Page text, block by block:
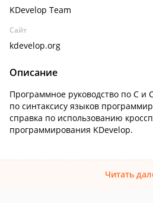
KDevelop Team
Сайт
kdevelop.org
Описание
Программное руководство по C и
по синтаксису языков
справка по использованию
программирования KDevelop.
Читать